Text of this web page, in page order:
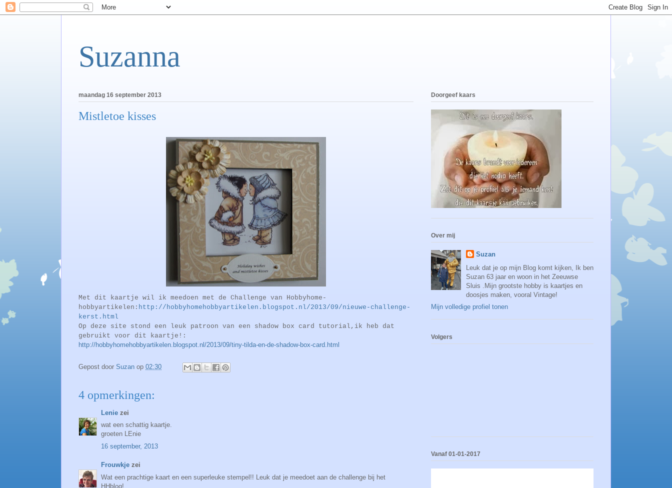
Suzanna
maandag 16 september 2013
Mistletoe kisses
Met dit kaartje wil ik meedoen met de Challenge van Hobbyhome-
hobbyartikelen: http://hobbyhomehobbyartikelen.blogspot.nl/2013/09/nieuwe-challenge-
kerst.html
Op deze site stond een leuk patroon van een shadow box card tutorial,ik heb dat
gebruikt voor dit kaartje!:
http://hobbyhomehobbyartikelen.blogspot.nl/2013/09/tiny-tilda-en-de-shadow-box-card.html
Gepost door Suzan op 02:30
4 opmerkingen:
Lenie zei
wat een schattig kaartje.
groeten LEnie
16 september, 2013
Frouwkje zei
Wat een prachtige kaart en een superleuke stempel!! Leuk dat je meedoet aan de challenge bij het
HHblog!
Doorgeef kaars
Over mij
Suzan
Leuk dat je op mijn Blog komt kijken, Ik ben
Suzan 63 jaar en woon in het Zeeuwse
Sluis .Mijn grootste hobby is kaartjes en
doosjes maken, vooral Vintage!
Mijn volledige profiel tonen
Volgers
Vanaf 01-01-2017